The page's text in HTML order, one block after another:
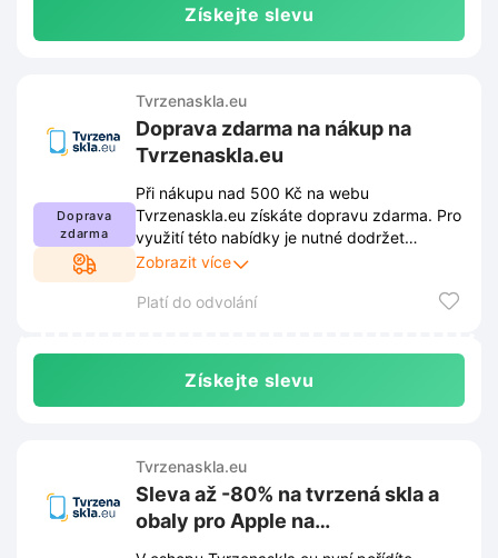
Získejte slevu
Doprava
zdarma
Tvrzenaskla.eu
Doprava zdarma na nákup na
Tvrzenaskla.eu
Při nákupu nad 500 Kč na webu
Tvrzenaskla.eu získáte dopravu zdarma. Pro
využití této nabídky je nutné dodržet
obchodní podmínky stanovené prodejcem.
internetových stránkách obchodu a může se
Zobrazit více
Platí do odvolání
Získejte slevu
Tvrzenaskla.eu
Sleva až -80% na tvrzená skla a
obaly pro Apple na
Tvrzenaskla.eu